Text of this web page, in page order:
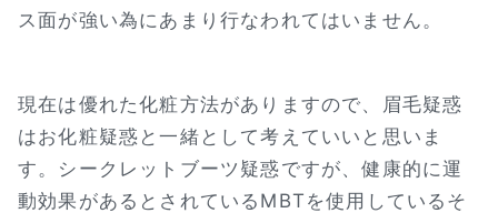
ス面が強い為にあまり行なわれてはいません。
現在は優れた化粧方法がありますので、眉毛疑惑
はお化粧疑惑と一緒として考えていいと思いま
す。シークレットブーツ疑惑ですが、健康的に運
動効果があるとされているMBTを使用しているそ